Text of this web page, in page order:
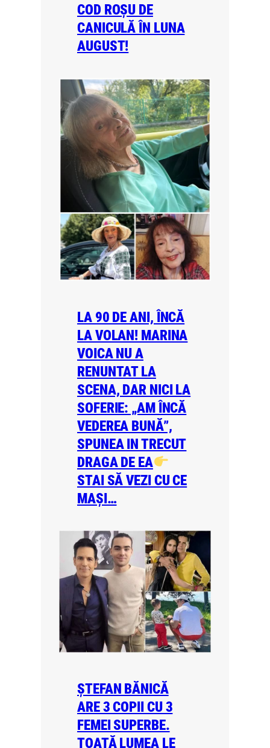
COD ROȘU DE
CANICULĂ ÎN LUNA
AUGUST!
LA 90 DE ANI, ÎNCĂ
LA VOLAN! MARINA
VOICA NU A
RENUNTAT LA
SCENA, DAR NICI LA
SOFERIE: „AM ÎNCĂ
VEDEREA BUNĂ”,
SPUNEA IN TRECUT
DRAGA DE EA
STAI SĂ VEZI CU CE
MAȘI…
ȘTEFAN BĂNICĂ
ARE 3 COPII CU 3
FEMEI SUPERBE.
TOATĂ LUMEA LE